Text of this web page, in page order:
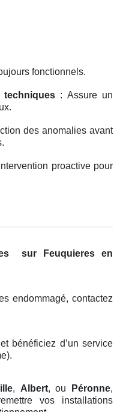
fonctionnels.
techniques : Assure un
des anomalies avant
proactive pour
sur Feuquieres en
endommagé, contactez
bénéficiez d’un service
, Albert, ou Péronne,
vos installations